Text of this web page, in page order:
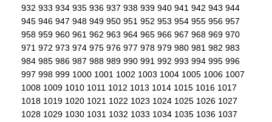
932 933 934 935 936 937 938 939 940 941 942 943 944
945 946 947 948 949 950 951 952 953 954 955 956 957
958 959 960 961 962 963 964 965 966 967 968 969 970
971 972 973 974 975 976 977 978 979 980 981 982 983
984 985 986 987 988 989 990 991 992 993 994 995 996
997 998 999 1000 1001 1002 1003 1004 1005 1006 1007
1008 1009 1010 1011 1012 1013 1014 1015 1016 1017
1018 1019 1020 1021 1022 1023 1024 1025 1026 1027
1028 1029 1030 1031 1032 1033 1034 1035 1036 1037